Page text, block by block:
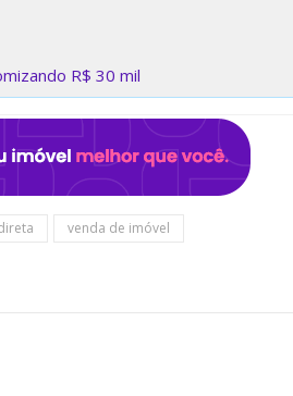
R$ 30 mil
venda de imóvel